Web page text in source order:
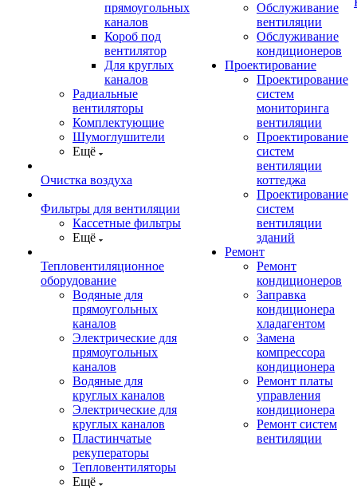
прямоугольных
каналов
Короб под
вентилятор
Для круглых
каналов
Радиальные
вентиляторы
Комплектующие
Шумоглушители
Ещё
Очистка воздуха
Фильтры для вентиляции
Кассетные фильтры
Ещё
Тепловентиляционное
оборудование
Водяные для
прямоугольных
каналов
Электрические для
прямоугольных
каналов
Водяные для
круглых каналов
Электрические для
круглых каналов
Пластинчатые
рекуператоры
Тепловентиляторы
Ещё
Обслуживание
вентиляции
Обслуживание
кондиционеров
Проектирование
Проектирование
систем
мониторинга
вентиляции
Проектирование
систем
вентиляции
коттеджа
Проектирование
систем
вентиляции
зданий
Ремонт
Ремонт
кондиционеров
Заправка
кондиционера
хладагентом
Замена
компрессора
кондиционера
Ремонт платы
управления
кондиционера
Ремонт систем
вентиляции